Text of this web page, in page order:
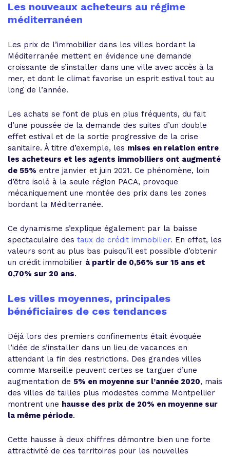
Les nouveaux acheteurs au régime
méditerranéen
Les prix de l’immobilier dans les villes bordant la
Méditerranée mettent en évidence une demande
croissante de s’installer dans une ville avec accès à la
mer, et dont le climat favorise un esprit estival tout au
long de l’année.
Les achats se font de plus en plus fréquents, du fait
d’une poussée de la demande des suites d’un double
effet estival et de la sortie progressive de la crise
sanitaire. À titre d’exemple, les mises en relation entre
les acheteurs et les agents immobiliers ont augmenté
de 55% entre janvier et juin 2021. Ce phénomène, loin
d’être isolé à la seule région PACA, provoque
mécaniquement une montée des prix dans les zones
bordant la Méditerranée.
Ce dynamisme s’explique également par la baisse
spectaculaire des taux de crédit immobilier. En effet, les
valeurs sont au plus bas puisqu’il est possible d’obtenir
un crédit immobilier à partir de 0,56% sur 15 ans et
0,70% sur 20 ans.
Les villes moyennes, principales
bénéficiaires de ces tendances
Déjà lors des premiers confinements était évoquée
l’idée de s’installer dans un lieu de vacances en
attendant la fin des restrictions. Des grandes villes
comme Marseille peuvent certes se targuer d’une
augmentation de 5% en moyenne sur l’année 2020, mais
des villes de tailles plus modestes comme Montpellier
montrent une hausse des prix de 20% en moyenne sur
la même période.
Cette hausse à deux chiffres démontre bien une forte
attractivité de ces territoires pour les nouvelles